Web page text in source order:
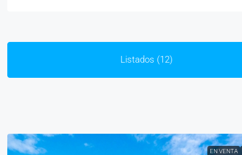
Listados (12)
EN VENTA